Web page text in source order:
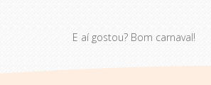
E aí gostou? Bom carnaval!